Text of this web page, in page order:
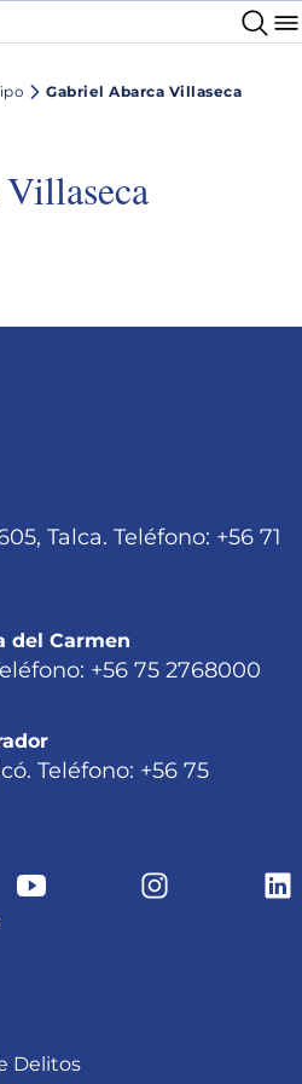
Gabriel Abarca Villaseca
Talca. Teléfono: +56 71
del Carmen
+56 75 2768000
Teléfono: +56 75
Delitos